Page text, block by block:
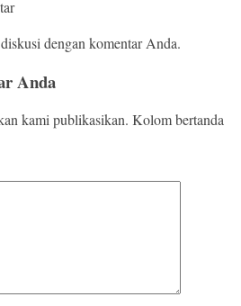
dengan komentar Anda.
Anda
kami publikasikan. Kolom bertanda